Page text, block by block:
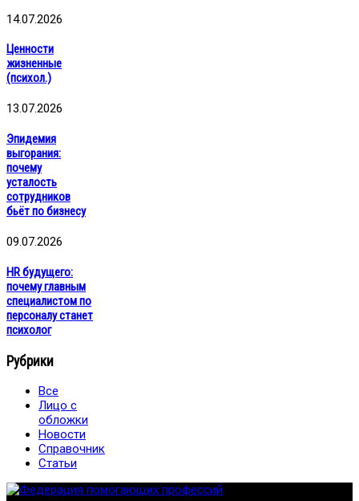
14.07.2026
Ценности
жизненные
(психол.)
13.07.2026
Эпидемия
выгорания:
почему
усталость
сотрудников
бьёт по бизнесу
09.07.2026
HR будущего:
почему главным
специалистом по
персоналу станет
психолог
Рубрики
Все
Лицо с
обложки
Новости
Справочник
Статьи